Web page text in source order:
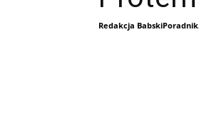
Redakcja